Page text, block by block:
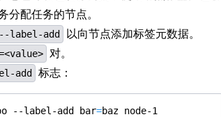
配任务的节点。
label-add 以向节点添加标签元数据。
对。
add 标志：
--label-add bar=